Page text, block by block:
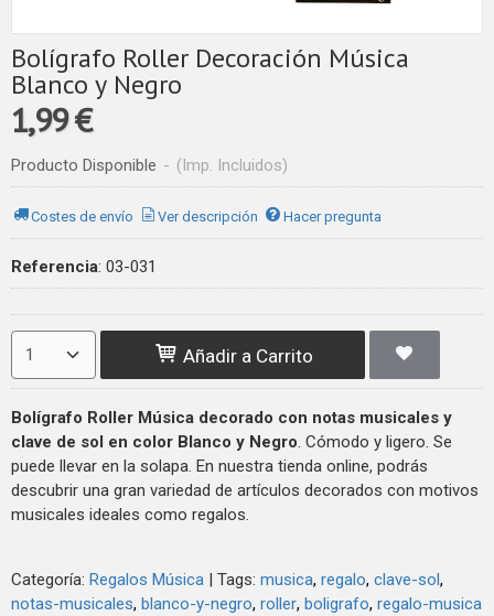
Bolígrafo Roller Decoración Música
Blanco y Negro
1,99 €
Producto Disponible - (Imp. Incluidos)
Costes de envío Ver descripción Hacer pregunta
Referencia: 03-031
Añadir a Carrito
Bolígrafo Roller Música decorado con notas musicales y
clave de sol en color Blanco y Negro . Cómodo y ligero. Se
puede llevar en la solapa. En nuestra tienda online, podrás
descubrir una gran variedad de artículos decorados con motivos
musicales ideales como regalos.
Categoría: Regalos Música | Tags: musica regalo clave-sol
notas-musicales blanco-y-negro roller boligrafo regalo-musica